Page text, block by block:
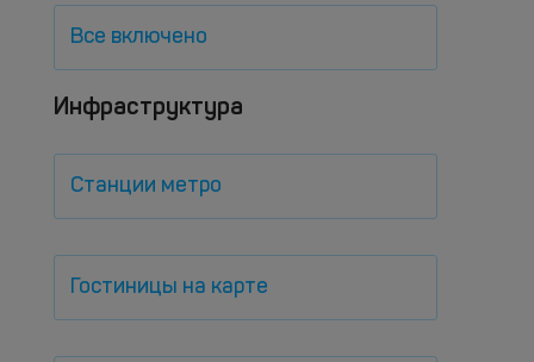
Все включено
Инфраструктура
Станции метро
Гостиницы на карте